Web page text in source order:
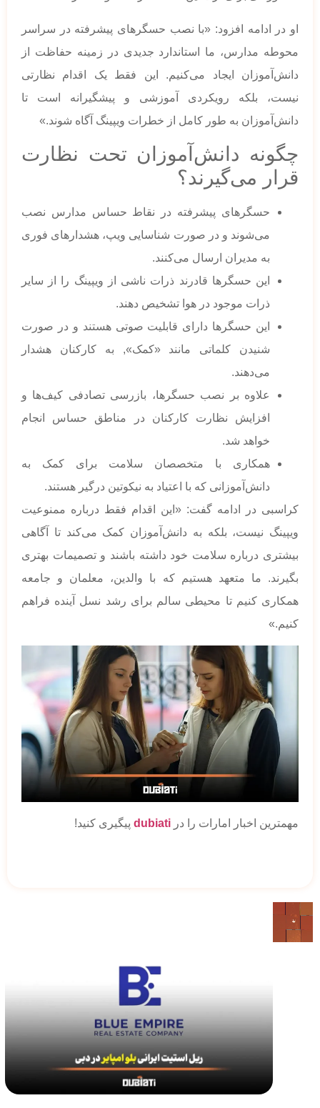
او در ادامه افزود: «با نصب حسگرهای پیشرفته در سراسر
محوطه مدارس، ما استاندارد جدیدی در زمینه حفاظت از
دانش‌آموزان ایجاد می‌کنیم. این فقط یک اقدام نظارتی
نیست، بلکه رویکردی آموزشی و پیشگیرانه است تا
دانش‌آموزان به طور کامل از خطرات ویپینگ آگاه شوند.»
چگونه دانش‌آموزان تحت نظارت
قرار می‌گیرند؟
حسگرهای پیشرفته در نقاط حساس مدارس نصب
می‌شوند و در صورت شناسایی ویپ، هشدارهای فوری
به مدیران ارسال می‌کنند.
این حسگرها قادرند ذرات ناشی از ویپینگ را از سایر
ذرات موجود در هوا تشخیص دهند.
این حسگرها دارای قابلیت صوتی هستند و در صورت
شنیدن کلماتی مانند «کمک», به کارکنان هشدار
می‌دهند.
علاوه بر نصب حسگرها، بازرسی تصادفی کیف‌ها و
افزایش نظارت کارکنان در مناطق حساس انجام
خواهد شد.
همکاری با متخصصان سلامت برای کمک به
دانش‌آموزانی که با اعتیاد به نیکوتین درگیر هستند.
کراسبی در ادامه گفت: «این اقدام فقط درباره ممنوعیت
ویپینگ نیست، بلکه به دانش‌آموزان کمک می‌کند تا آگاهی
بیشتری درباره سلامت خود داشته باشند و تصمیمات بهتری
بگیرند. ما متعهد هستیم که با والدین، معلمان و جامعه
همکاری کنیم تا محیطی سالم برای رشد نسل آینده فراهم
کنیم.»
مهمترین اخبار امارات را در dubiati پیگیری کنید!